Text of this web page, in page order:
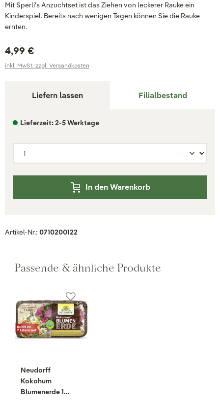
Mit Sperli's Anzuchtset ist das Ziehen von leckerer Rauke ein
Kinderspiel. Bereits nach wenigen Tagen können Sie die Rauke
ernten.
4,99 €
inkl. MwSt. zzgl. Versandkosten
Liefern lassen Filialbestand
Lieferzeit: 2-5 Werktage
In den Warenkorb
Artikel-Nr.: 0710200122
Passende & ähnliche Produkte
Neudorff
Kokohum
Blumenerde 1